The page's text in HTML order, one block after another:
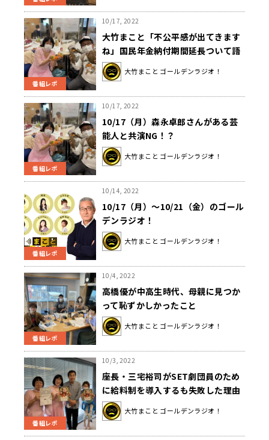
番組レポ
10/17, 2022
大竹まこと「不公平感が出てきます
ね」国民年金納付期間延長ついて語
る
大竹まこと ゴールデンラジオ！
番組レポ
10/17, 2022
10/17（月）森永卓郎さんがある芸
能人と共演NG！？
大竹まこと ゴールデンラジオ！
番組レポ
10/14, 2022
10/17（月）～10/21（金）のゴール
デンラジオ！
大竹まこと ゴールデンラジオ！
番組レポ
10/4, 2022
高橋優が中高生時代、母親に見つか
って恥ずかしかったこと
大竹まこと ゴールデンラジオ！
番組レポ
10/3, 2022
座長・三宅裕司がSET劇団員のため
に給料制を導入するも失敗した理由
と改善法を明かす
大竹まこと ゴールデンラジオ！